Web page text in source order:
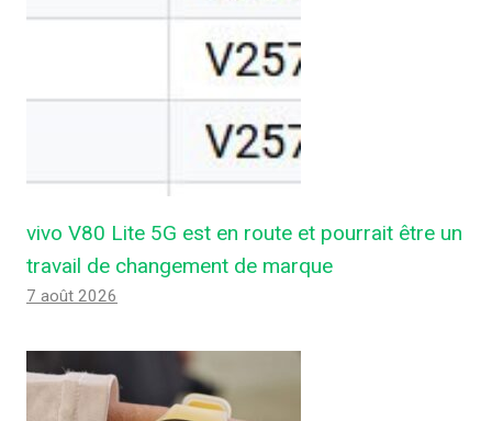
vivo V80 Lite 5G est en route et pourrait être un
travail de changement de marque
7 août 2026